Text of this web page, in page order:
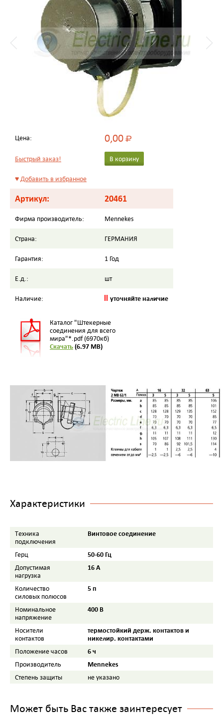
Цена: 0,00Р
Быстрый заказ! В корзину
♥Добавить в избранное
Артикул: 20461
Фирма производитель: Mennekes
Страна: ГЕРМАНИЯ
Гарантия: 1 Год
Е.д.: шт
Наличие: уточняйте наличие
Каталог "Штекерные
соединения для всего
мира"*.pdf (6970кб)
Скачать(6.97 MB)
Характеристики
Tехника
подключения
Винтовое соединение
Герц 50-60 Гц
Допустимая
нагрузка
16 A
Количество
силовых полюсов
5 п
Номинальное
напряжение
400 B
Носители
контактов
термостойкий держ. контактов и
никелир. контактами
Положение часов 6 ч
Производитель Mennekes
Степень защиты не указано
Может быть Вас также заинтересует